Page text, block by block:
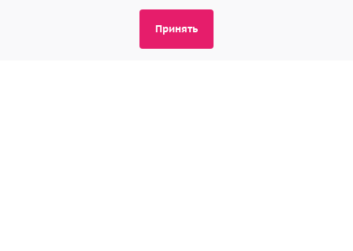
Принять
ул. Республиканская,
павильон "Цветы"